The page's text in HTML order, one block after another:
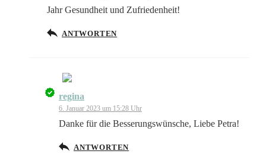
Jahr Gesundheit und Zufriedenheit!
ANTWORTEN
Das „Echte-Person“-Abzeichen!
regina
6. Januar 2023 um 15:28 Uhr
Danke für die Besserungswünsche, Liebe Petra!
ANTWORTEN